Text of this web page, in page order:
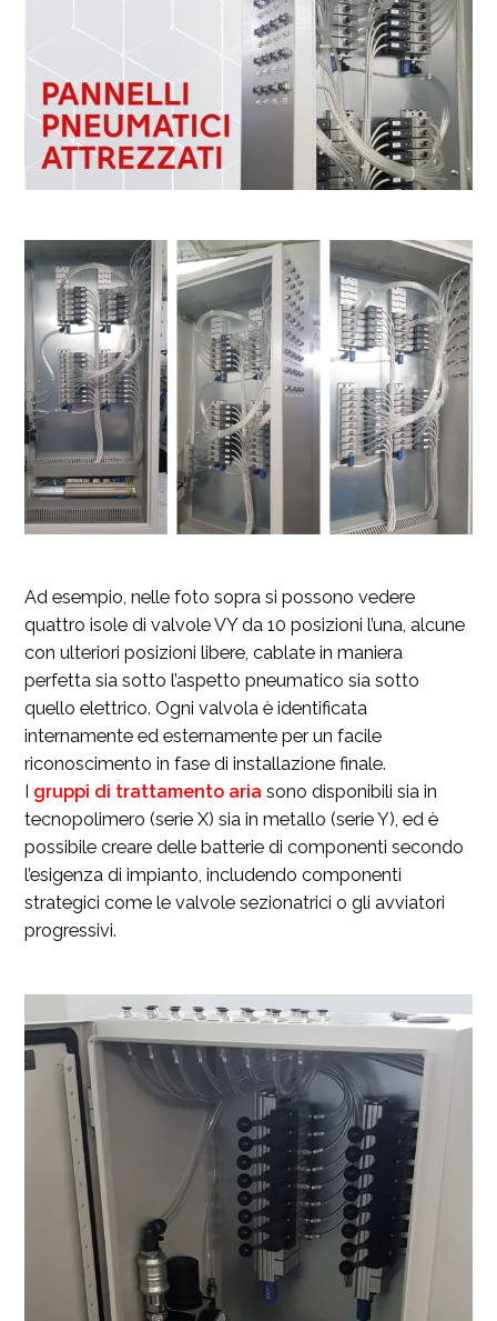
Ad esempio, nelle foto sopra si possono vedere
quattro isole di valvole VY da 10 posizioni l’una, alcune
con ulteriori posizioni libere, cablate in maniera
perfetta sia sotto l’aspetto pneumatico sia sotto
quello elettrico. Ogni valvola è identificata
internamente ed esternamente per un facile
riconoscimento in fase di installazione finale.
gruppi di trattamento aria sono disponibili sia in
tecnopolimero (serie X) sia in metallo (serie Y), ed è
possibile creare delle batterie di componenti secondo
l’esigenza di impianto, includendo componenti
strategici come le valvole sezionatrici o gli avviatori
progressivi.